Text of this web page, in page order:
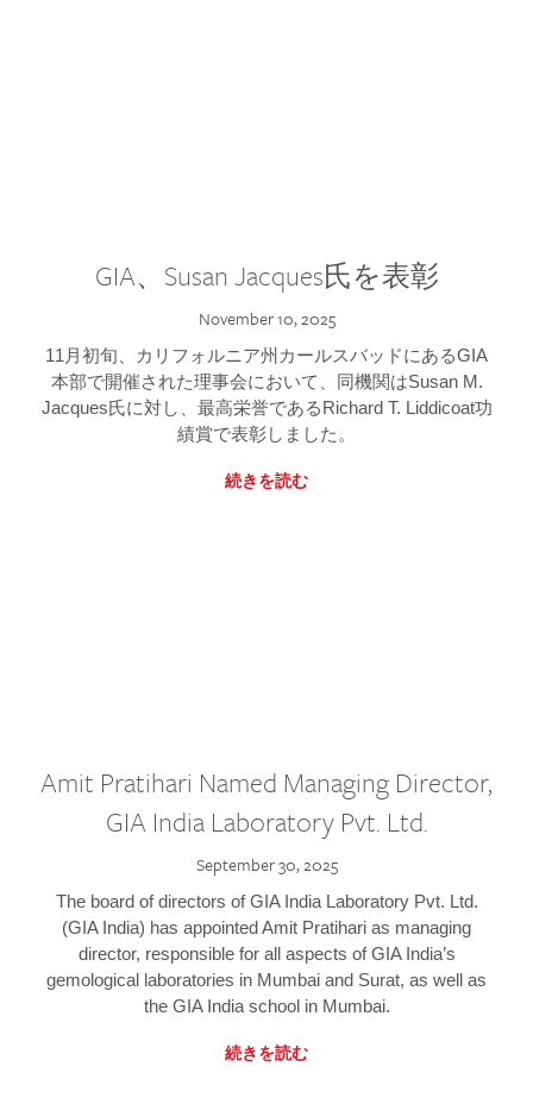
GIA、Susan Jacques氏を表彰
November 10, 2025
11月初旬、カリフォルニア州カールスバッドにあるGIA
本部で開催された理事会において、同機関はSusan M.
Jacques氏に対し、最高栄誉であるRichard T. Liddicoat功
績賞で表彰しました。
続きを読む
Amit Pratihari Named Managing Director,
GIA India Laboratory Pvt. Ltd.
September 30, 2025
The board of directors of GIA India Laboratory Pvt. Ltd.
(GIA India) has appointed Amit Pratihari as managing
director, responsible for all aspects of GIA India’s
gemological laboratories in Mumbai and Surat, as well as
the GIA India school in Mumbai.
続きを読む